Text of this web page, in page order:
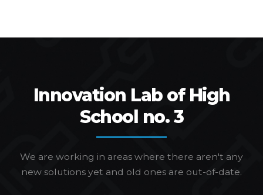
Innovation Lab of High
School no. 3
We are working in areas where there aren't any
new solutions yet and old ones are out-of-date.